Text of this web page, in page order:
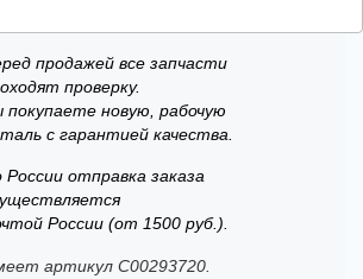
продажей все запчасти
проверку.
покупаете новую, рабочую
с гарантией качества.
России отправка заказа
России (от 1500 руб.).
артикул C00293720.